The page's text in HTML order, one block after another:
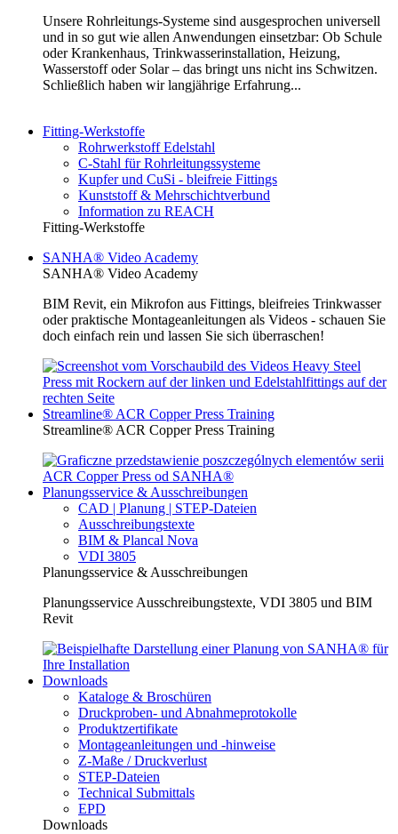
Unsere Rohrleitungs-Systeme sind ausgesprochen universell
und in so gut wie allen Anwendungen einsetzbar: Ob Schule
oder Krankenhaus, Trinkwasserinstallation, Heizung,
Wasserstoff oder Solar – das bringt uns nicht ins Schwitzen.
Schließlich haben wir langjährige Erfahrung...
Fitting-Werkstoffe
Rohrwerkstoff Edelstahl
C-Stahl für Rohrleitungssysteme
Kupfer und CuSi - bleifreie Fittings
Kunststoff & Mehrschichtverbund
Information zu REACH
Fitting-Werkstoffe
SANHA® Video Academy
SANHA® Video Academy
BIM Revit, ein Mikrofon aus Fittings, bleifreies Trinkwasser
oder praktische Montageanleitungen als Videos - schauen Sie
doch einfach rein und lassen Sie sich überraschen!
Streamline® ACR Copper Press Training
Streamline® ACR Copper Press Training
Planungsservice & Ausschreibungen
CAD | Planung | STEP-Dateien
Ausschreibungstexte
BIM & Plancal Nova
VDI 3805
Planungsservice & Ausschreibungen
Planungsservice Ausschreibungstexte, VDI 3805 und BIM
Revit
Downloads
Kataloge & Broschüren
Druckproben- und Abnahmeprotokolle
Produktzertifikate
Montageanleitungen und -hinweise
Z-Maße / Druckverlust
STEP-Dateien
Technical Submittals
EPD
Downloads